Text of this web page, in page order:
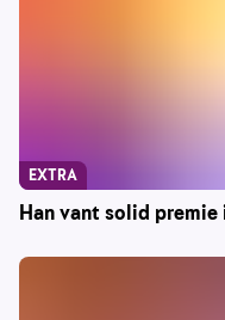
Han vant solid premie
EXTRA